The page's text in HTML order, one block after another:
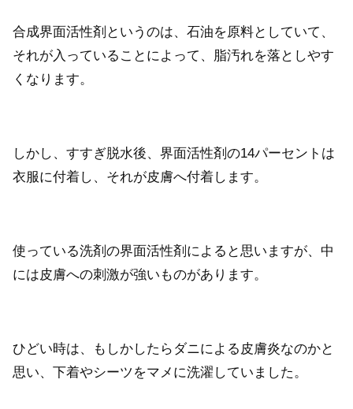
合成界面活性剤というのは、石油を原料としていて、
それが入っていることによって、脂汚れを落としやす
くなります。
しかし、すすぎ脱水後、界面活性剤の14パーセントは
衣服に付着し、それが皮膚へ付着します。
使っている洗剤の界面活性剤によると思いますが、中
には皮膚への刺激が強いものがあります。
ひどい時は、もしかしたらダニによる皮膚炎なのかと
思い、下着やシーツをマメに洗濯していました。